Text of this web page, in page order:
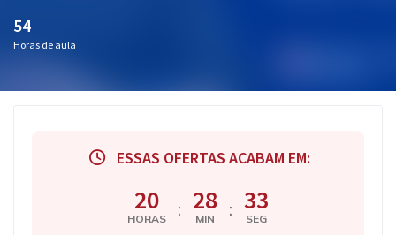
Atendimento
54
Horas de aula
ESSAS OFERTAS ACABAM EM:
20
HORAS : 28
MIN : 33
SEG